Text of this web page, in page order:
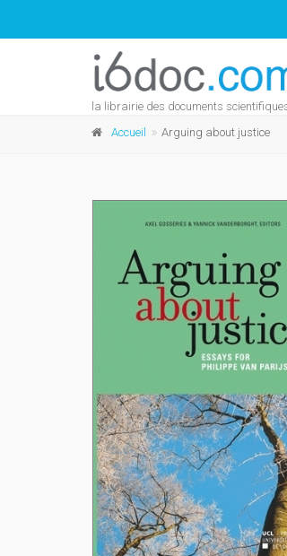
la librairie des documents
Accueil Arguing about justice